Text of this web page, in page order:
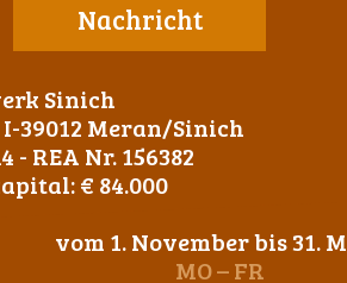
Nachricht
Sinich
39012 Meran/Sinich
- REA Nr. 156382
€ 84.000
vom 1. November bis 31.
MO – FR